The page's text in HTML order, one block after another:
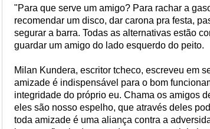
"Para que serve um amigo? Para rachar a
recomendar um disco, dar carona pra festa,
segurar a barra. Todas as alternativas estão
guardar um amigo do lado esquerdo do peito.
Milan Kundera, escritor tcheco, escreveu em
amizade é indispensável para o bom
integridade do próprio eu. Chama os amigos
eles são nosso espelho, que através deles
toda amizade é uma aliança contra a